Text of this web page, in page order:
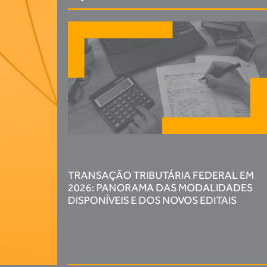
TRANSAÇÃO TRIBUTÁRIA FEDERAL EM
2026: PANORAMA DAS MODALIDADES
DISPONÍVEIS E DOS NOVOS EDITAIS